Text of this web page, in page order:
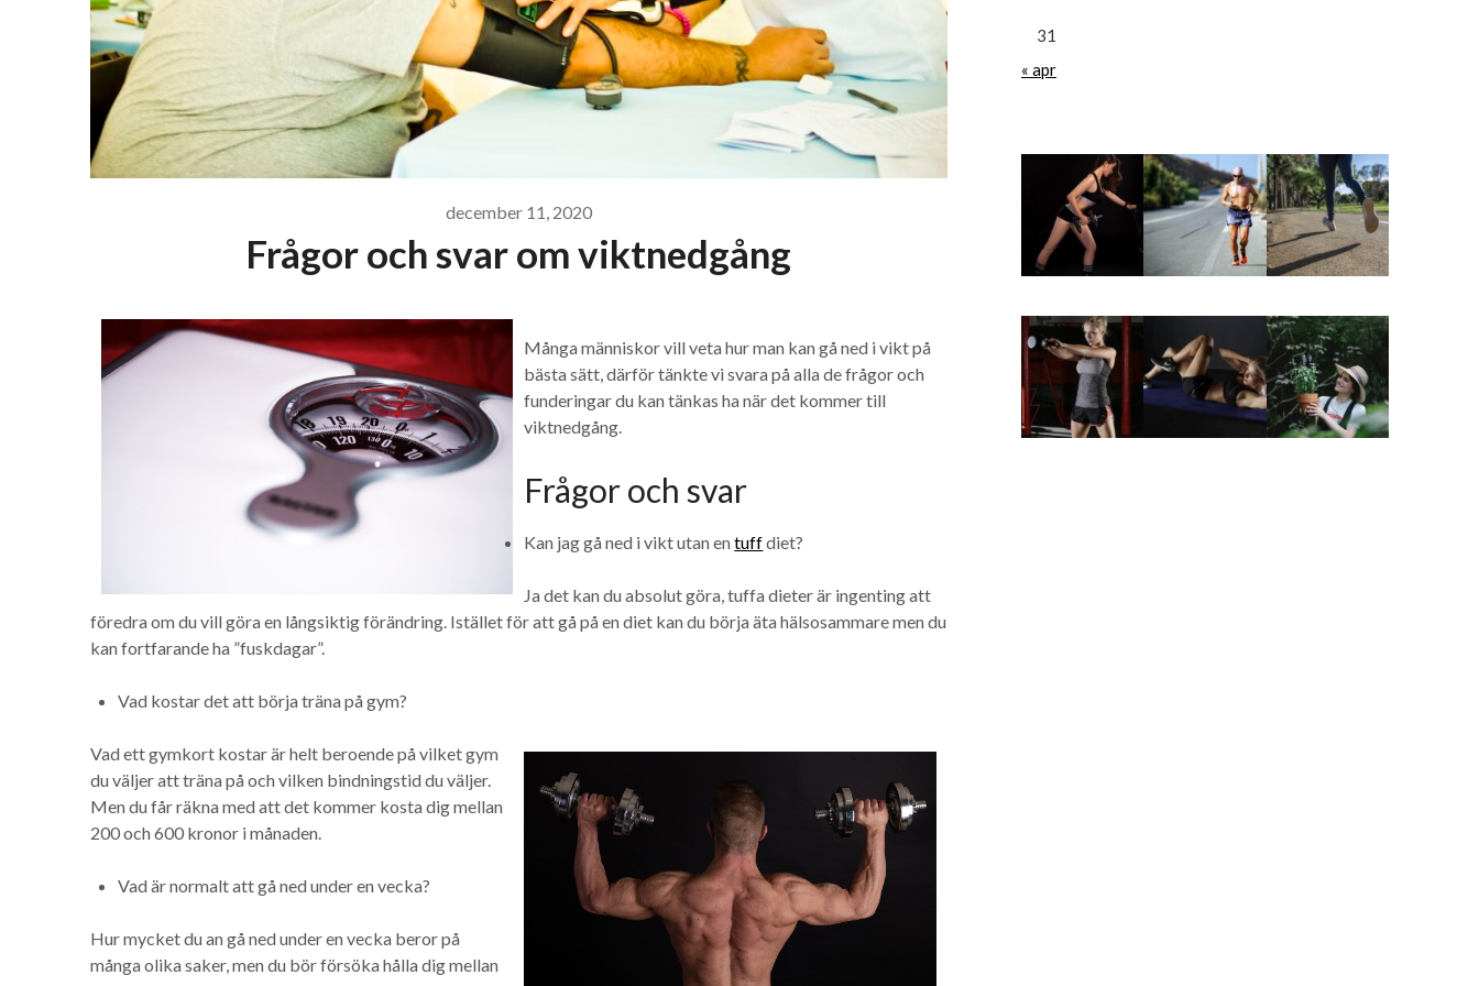
december 11, 2020
Frågor och svar om viktnedgång
Många människor vill veta hur man kan gå ned i vikt på
bästa sätt, därför tänkte vi svara på alla de frågor och
funderingar du kan tänkas ha när det kommer till
viktnedgång.
Frågor och svar
Kan jag gå ned i vikt utan entuffdiet?
Ja det kan du absolut göra, tuffa dieter är ingenting att
föredra om du vill göra en långsiktig förändring. Istället för att gå på en diet kan du börja äta hälsosammare men du
kan fortfarande ha ”fuskdagar”.
Vad kostar det att börja träna på gym?
Vad ett gymkort kostar är helt beroende på vilket gym
du väljer att träna på och vilken bindningstid du väljer.
Men du får räkna med att det kommer kosta dig mellan
200 och 600 kronor i månaden.
Vad är normalt att gå ned under en vecka?
Hur mycket du an gå ned under en vecka beror på
många olika saker, men du bör försöka hålla dig mellan
31
« apr